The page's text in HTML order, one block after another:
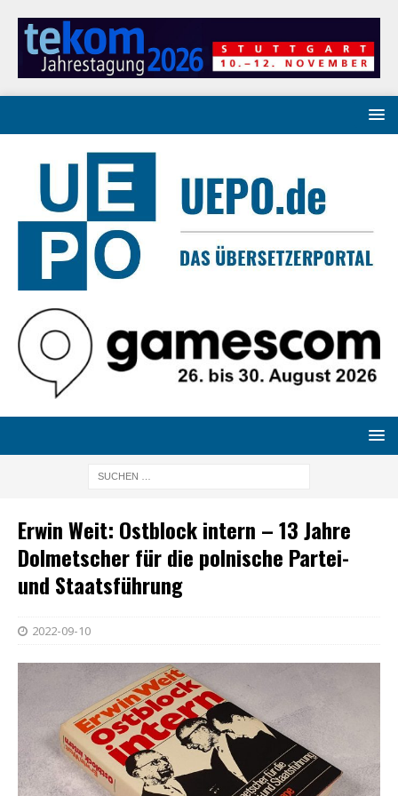
Erwin Weit: Ostblock intern – 13 Jahre
Dolmetscher für die polnische Partei-
und Staatsführung
2022-09-10